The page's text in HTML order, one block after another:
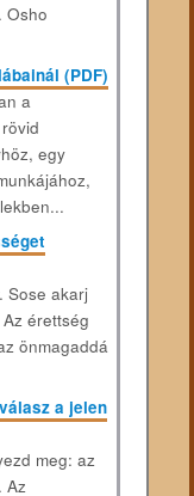
Osho
(PDF)
a
egy
Sose akarj
érettség
önmagaddá
a jelen
meg: az
Az